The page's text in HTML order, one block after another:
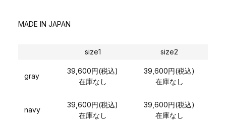
MADE IN JAPAN
size1 size2
gray
39,600円(税込)
在庫なし
39,600円(税込)
在庫なし
navy
39,600円(税込)
在庫なし
39,600円(税込)
在庫なし